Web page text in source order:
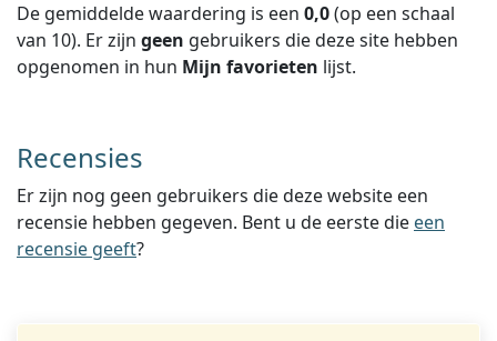
De gemiddelde waardering is een 0,0(op een schaal
van 10). Er zijn geen gebruikers die deze site hebben
opgenomen in hun Mijn favorieten lijst.
Recensies
Er zijn nog geen gebruikers die deze website een
recensie hebben gegeven. Bent u de eerste die een
recensie geeft?